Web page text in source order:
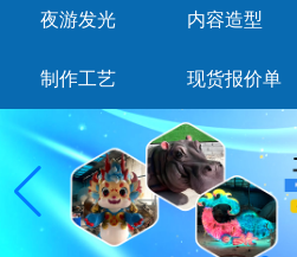
夜游发光 内容造型
制作工艺 现货报价单